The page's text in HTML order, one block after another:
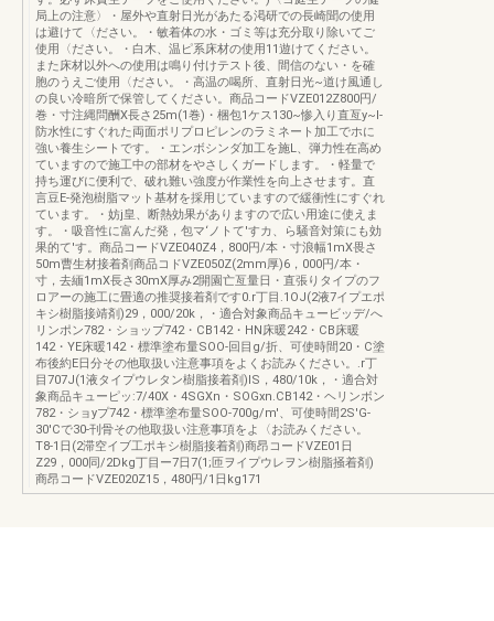
局上の注意〉・屋外や直射日光があたる渇研での長崎聞の使用
は避けて〈ださい。・敏着体の水・ゴミ等は充分取り除いてご
使用〈ださい。・白木、温ピ系床材の使用11遊けてください。
また床材以外への使用は鳴り付けテスト後、間信のない・を確
胞のうえご使用〈ださい。・高温の喝所、直射日光~道け風通し
の良い冷暗所で保管してください。商品コードVZE012Z800円/
巻・寸注縄問酬X長さ25m(1巻)・梱包1ケス130~惨入り直亙y~I-
防水性にすぐれた両面ポリプロピレンのラミネート加工でホに
強い養生シートです。・エンボシンダ加工を施L、弾力性在高め
ていますので施工中の部材をやさしくガードします。・軽量で
持ち運びに便利で、破れ難い強度が作業性を向上させます。直
言豆E-発泡樹脂マット基材を採用じていますので緩衝性にすぐれ
ています。・妨j皇、断熱効果がありますので広い用途に使えま
す。・吸音性に富んだ発，包マ‘ノトて'すカ、ら騒音対策にも効
果的て'す。商品コードVZE040Z4，800円/本・寸浪幅1mX畏さ
50m曹生材接着剤商品コドVZE050Z(2mm厚)6，000円/本・
寸，去緬1mX長さ30mX厚み2開園亡亙量日・直張りタイプのフ
ロアーの施工に畳適の推奨接着剤です0.r丁目.1OJ(2液7イプエポ
キシ樹脂接靖剤)29，000/20k，・適合対象商品キュービッデ/へ
リンポン782・ショップ742・CB142・HN床暖242・CB床暖
142・YE床暖142・標準塗布量SOO-回目g/折、可使時間20・C塗
布後約E日分その他取扱い注意事項をよくお読みください。.r丁
目707J(1液タイプウレタン樹脂接着剤)IS，480/10k，・適合対
象商品キューピッ:7/40X・4SGXn・SOGxn.CB142・ヘリンボン
782・ショyプ742・標準塗布量SOO-700g/m'、可使時間2S'G-
30'Cで30-刊骨その他取扱い注意事項をよ〈お読みください。
T8-1日(2滞空イブ工ポキシ樹脂接着剤)商昂コードVZE01日
Z29，000同/2Dkg丁目ー7日7(1;匝ヲイプウレヲン樹脂掻着剤)
商昂コードVZE020Z15，480円/1日kg171